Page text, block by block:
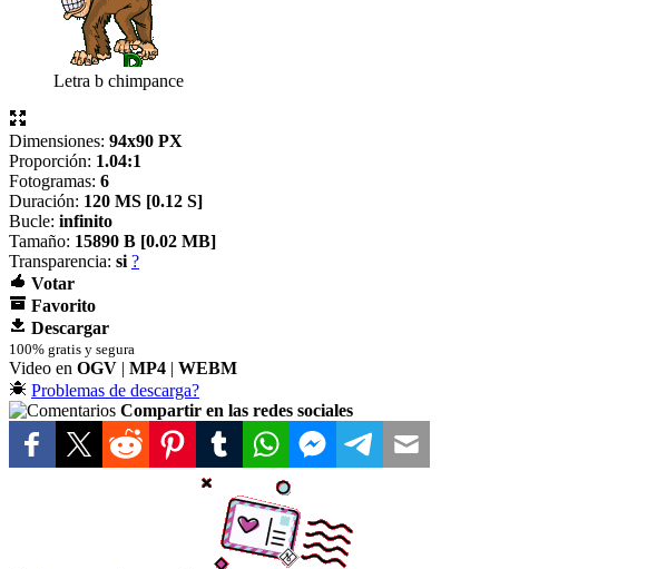
Letra b chimpance
Dimensiones: 94x90 PX
Proporción: 1.04:1
Fotogramas: 6
Duración: 120 MS [0.12 S]
Bucle: infinito
Tamaño: 15890 B [0.02 MB]
Transparencia: si ?
Votar
Favorito
Descargar
100% gratis y segura
Video en OGV | MP4 | WEBM
Problemas de descarga?
Compartir en las redes sociales